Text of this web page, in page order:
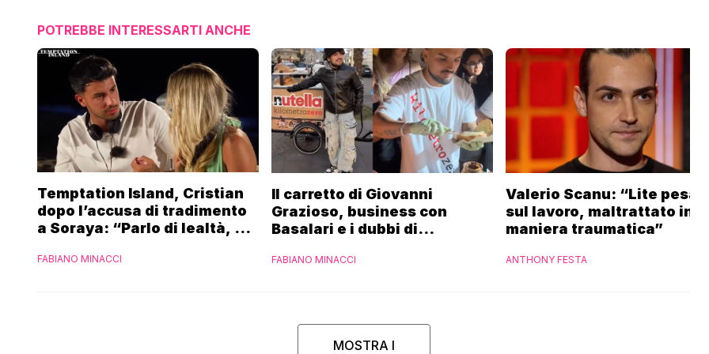
POTREBBE INTERESSARTI ANCHE
Temptation Island, Cristian
dopo l’accusa di tradimento
a Soraya: “Parlo di lealtà, ma
FABIANO MINACCI
Il carretto di Giovanni
Grazioso, business con
Basalari e i dubbi di
Ferrero”
FABIANO MINACCI
Valerio Scanu: “Lite
sul lavoro, maltrattato in
maniera traumatica”
ANTHONY FESTA
MOSTRA I